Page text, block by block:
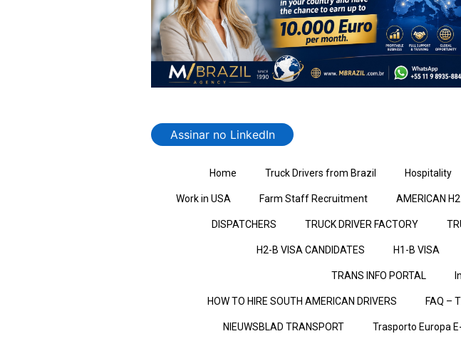
Assinar no LinkedIn
Home Truck Drivers from Brazil Hospitality
Work in USA Farm Staff Recruitment AMERICAN
DISPATCHERS TRUCK DRIVER FACTORY
H2-B VISA CANDIDATES H1-B VISA
TRANS INFO PORTAL
HOW TO HIRE SOUTH AMERICAN DRIVERS FAQ –
NIEUWSBLAD TRANSPORT Trasporto Europa